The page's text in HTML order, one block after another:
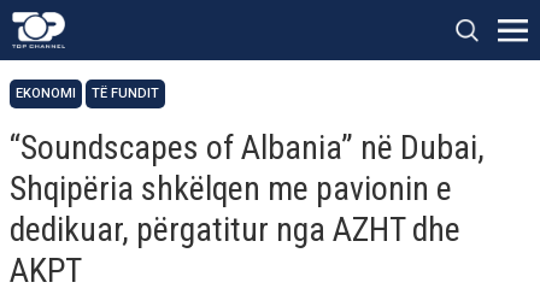
EKONOMI TË FUNDIT
“Soundscapes of Albania” në Dubai,
Shqipëria shkëlqen me pavionin e
dedikuar, përgatitur nga AZHT dhe
AKPT